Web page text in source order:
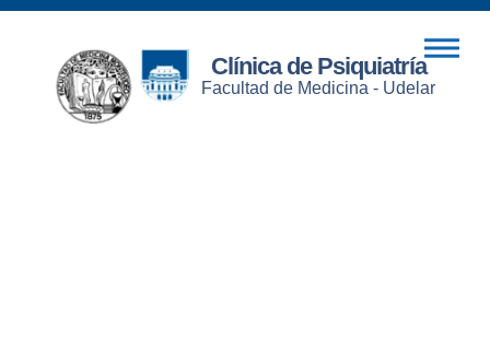
Clínica de Psiquiatría
Facultad de Medicina - Udelar